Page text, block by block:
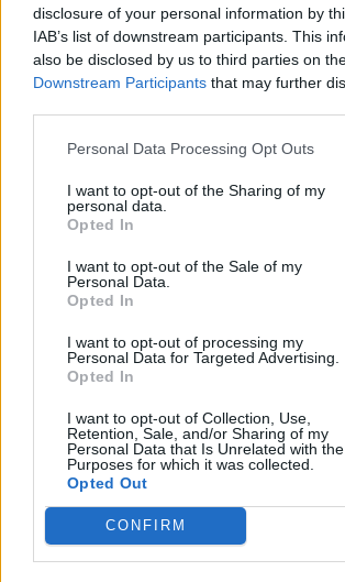
disclosure of your personal information by
IAB’s list of downstream participants. This
also be disclosed by us to third parties on
Downstream Participants that may further
Personal Data Processing Opt Outs
I want to opt-out of the Sharing of my
personal data.
Opted In
I want to opt-out of the Sale of my
Personal Data.
Opted In
I want to opt-out of processing my
Personal Data for Targeted Advertising.
Opted In
I want to opt-out of Collection, Use,
Retention, Sale, and/or Sharing of my
Personal Data that Is Unrelated with the
Purposes for which it was collected.
Opted Out
CONFIRM
με επιφυλάξεις – Ποιες
παραλίες έχουν
χαρακτηριστεί
«Will
που
Empire
News
Πανελλαδικές 2026:
Μία